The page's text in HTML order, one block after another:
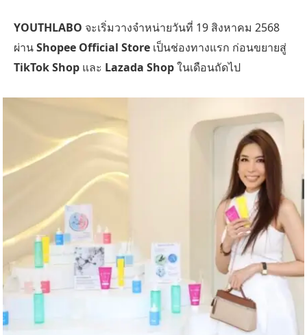
YOUTHLABO จะเริ่มวางจำหน่ายวันที่ 19 สิงหาคม 2568
ผ่านShopee Official Store เป็นช่องทางแรก ก่อนขยายสู่
TikTok Shop และ Lazada Shopในเดือนถัดไป